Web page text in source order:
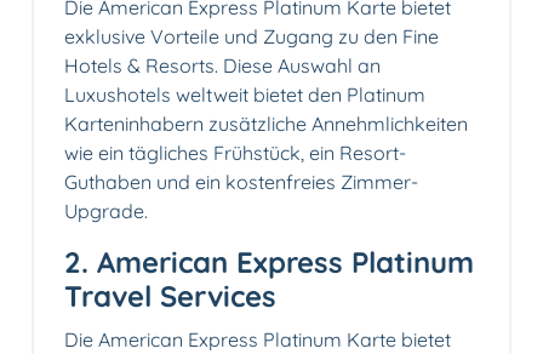
Die American Express Platinum Karte bietet
exklusive Vorteile und Zugang zu den Fine
Hotels & Resorts. Diese Auswahl an
Luxushotels weltweit bietet den Platinum
Karteninhabern zusätzliche Annehmlichkeiten
wie ein tägliches Frühstück, ein Resort-
Guthaben und ein kostenfreies Zimmer-
Upgrade.
2. American Express Platinum
Travel Services
Die American Express Platinum Karte bietet